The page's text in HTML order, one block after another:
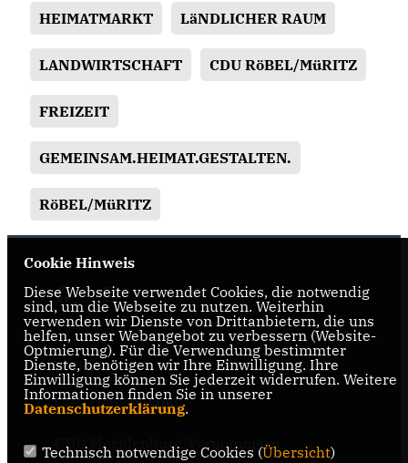
HEIMATMARKT LäNDLICHER RAUM
LANDWIRTSCHAFT CDU RöBEL/MüRITZ
FREIZEIT
GEMEINSAM.HEIMAT.GESTALTEN.
RöBEL/MüRITZ
IMPRESSUM DATENSCHUTZ KONTAKT
CDU Deutschland
CDU Mecklenburg-Vorpommern
Cookie Hinweis
Diese Webseite verwendet Cookies, die notwendig
sind, um die Webseite zu nutzen. Weiterhin
verwenden wir Dienste von Drittanbietern, die uns
helfen, unser Webangebot zu verbessern (Website-
Optmierung). Für die Verwendung bestimmter
Dienste, benötigen wir Ihre Einwilligung. Ihre
Einwilligung können Sie jederzeit widerrufen. Weitere
Informationen finden Sie in unserer
Datenschutzerklärung.
Technisch notwendige Cookies (Übersicht)